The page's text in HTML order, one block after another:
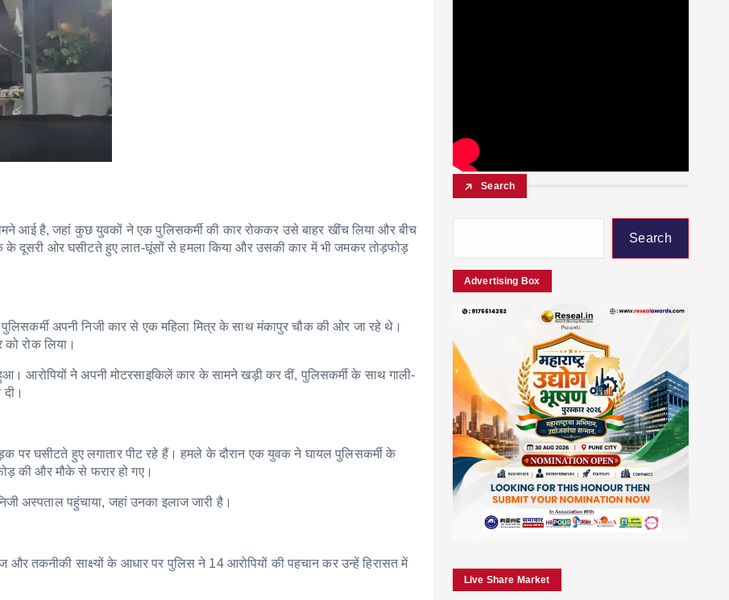
आई है, जहां कुछ युवकों ने एक पुलिसकर्मी की कार रोककर उसे बाहर खींच लिया और बीच
के दूसरी ओर घसीटते हुए लात-घूंसों से हमला किया और उसकी कार में भी जमकर तोड़फोड़
अपनी निजी कार से एक महिला मित्र के साथ मंकापुर चौक की ओर जा रहे थे।
रोक लिया।
आरोपियों ने अपनी मोटरसाइकिलें कार के सामने खड़ी कर दीं, पुलिसकर्मी के साथ गाली-
पर घसीटते हुए लगातार पीट रहे हैं। हमले के दौरान एक युवक ने घायल पुलिसकर्मी के
की और मौके से फरार हो गए।
अस्पताल पहुंचाया, जहां उनका इलाज जारी है।
तकनीकी साक्ष्यों के आधार पर पुलिस ने 14 आरोपियों की पहचान कर उन्हें हिरासत में
Search
Search
Advertising Box
Live Share Market